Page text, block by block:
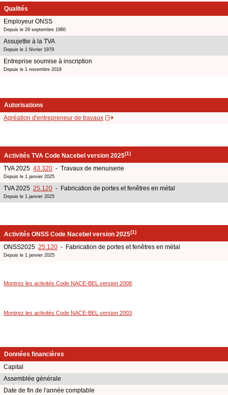
Qualités
Employeur ONSS
Depuis le 29 septembre 1980
Assujettie à la TVA
Depuis le 1 février 1979
Entreprise soumise à inscription
Depuis le 1 novembre 2018
Autorisations
Agréation d'entrepreneur de travaux
Activités TVA Code Nacebel version 2025(1)
TVA 2025 43.320 - Travaux de menuiserie
Depuis le 1 janvier 2025
TVA 2025 25.120 - Fabrication de portes et fenêtres en métal
Depuis le 1 janvier 2025
Activités ONSS Code Nacebel version 2025(1)
ONSS2025 25.120 - Fabrication de portes et fenêtres en métal
Depuis le 1 janvier 2025
Montrez les activités Code NACE-BEL version 2008
Montrez les activités Code NACE-BEL version 2003
Données financières
Capital
Assemblée générale
Date de fin de l'année comptable